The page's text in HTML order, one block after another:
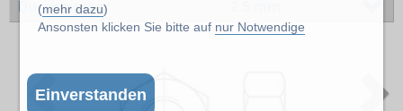
(mehr dazu)
Ansonsten klicken Sie bitte auf nur Notwendige
Einverstanden
Durchmesser
Previous